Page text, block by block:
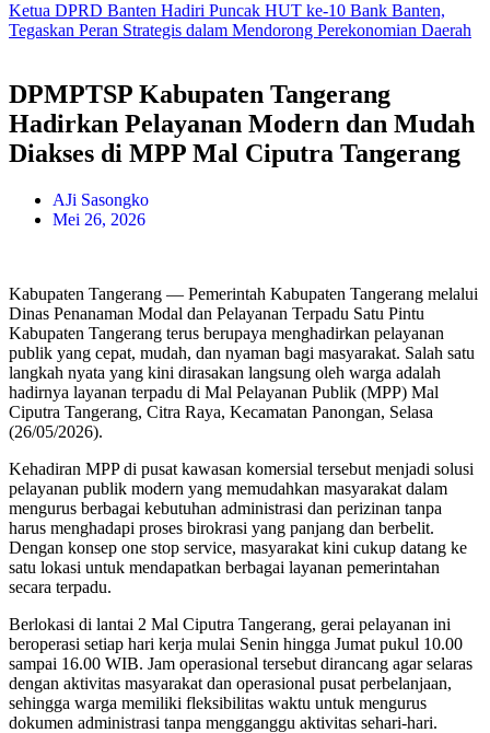
Ketua DPRD Banten Hadiri Puncak HUT ke-10 Bank Banten,
Tegaskan Peran Strategis dalam Mendorong Perekonomian Daerah
DPMPTSP Kabupaten Tangerang
Hadirkan Pelayanan Modern dan Mudah
Diakses di MPP Mal Ciputra Tangerang
AJi Sasongko
Mei 26, 2026
Kabupaten Tangerang — Pemerintah Kabupaten Tangerang melalui
Dinas Penanaman Modal dan Pelayanan Terpadu Satu Pintu
Kabupaten Tangerang terus berupaya menghadirkan pelayanan
publik yang cepat, mudah, dan nyaman bagi masyarakat. Salah satu
langkah nyata yang kini dirasakan langsung oleh warga adalah
hadirnya layanan terpadu di Mal Pelayanan Publik (MPP) Mal
Ciputra Tangerang, Citra Raya, Kecamatan Panongan, Selasa
(26/05/2026).
Kehadiran MPP di pusat kawasan komersial tersebut menjadi solusi
pelayanan publik modern yang memudahkan masyarakat dalam
mengurus berbagai kebutuhan administrasi dan perizinan tanpa
harus menghadapi proses birokrasi yang panjang dan berbelit.
Dengan konsep one stop service, masyarakat kini cukup datang ke
satu lokasi untuk mendapatkan berbagai layanan pemerintahan
secara terpadu.
Berlokasi di lantai 2 Mal Ciputra Tangerang, gerai pelayanan ini
beroperasi setiap hari kerja mulai Senin hingga Jumat pukul 10.00
sampai 16.00 WIB. Jam operasional tersebut dirancang agar selaras
dengan aktivitas masyarakat dan operasional pusat perbelanjaan,
sehingga warga memiliki fleksibilitas waktu untuk mengurus
dokumen administrasi tanpa mengganggu aktivitas sehari-hari.